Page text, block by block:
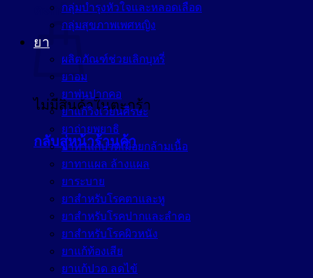
ตะกร้าสินค้า
ไม่มีสินค้าในตะกร้า
กลับสู่หน้าร้านค้า
กลุ่มบำรุงหัวใจและหลอดเลือด
กลุ่มสุขภาพเพศหญิง
ยา
ผลิตภัณฑ์ช่วยเลิกบุหรี่
ยาอม
ยาพ่นปากคอ
ยาแก้วิงเวียนศีรษะ
ยาถ่ายพยาธิ
ยาทาแก้ปวดเมื่อยกล้ามเนื้อ
ยาทาแผล ล้างแผล
ยาระบาย
ยาสำหรับโรคตาและหู
ยาสำหรับโรคปากและลำคอ
ยาสำหรับโรคผิวหนัง
ยาแก้ท้องเสีย
ยาแก้ปวด ลดไข้